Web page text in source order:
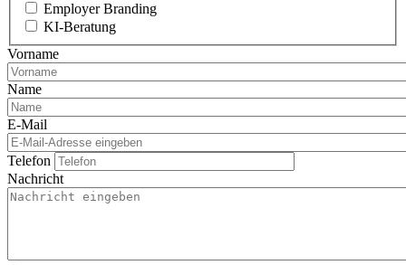
Employer Branding
KI-Beratung
Vorname
Name
E-Mail
Telefon
Nachricht